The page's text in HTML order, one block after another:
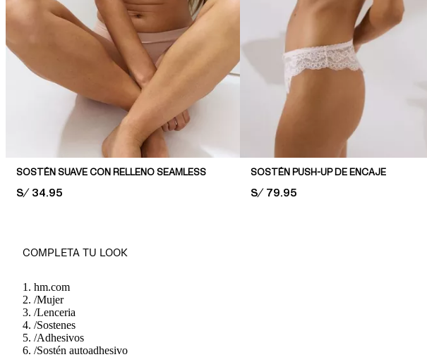
SOSTÉN SUAVE CON RELLENO SEAMLESS
PRICE:
S/ 34.95
SOSTÉN PUSH-UP DE ENCAJE
PRICE:
S/ 79.95
COMPLETA TU LOOK
hm.com
/Mujer
/Lenceria
/Sostenes
/Adhesivos
/Sostén autoadhesivo